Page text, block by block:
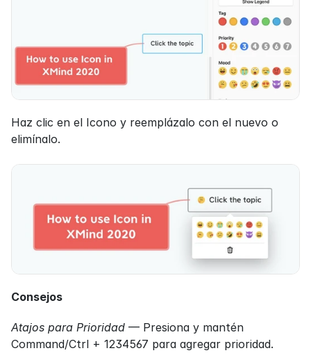
Haz clic en el Icono y reemplázalo con el nuevo o
elimínalo.
Consejos
Atajos para Prioridad — Presiona y mantén
Command/Ctrl + 1234567 para agregar prioridad.